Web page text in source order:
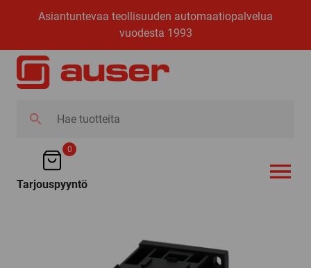
Asiantuntevaa teollisuuden automaatiopalvelua
vuodesta 1993
tuotteita
0
Tarjouspyyntö